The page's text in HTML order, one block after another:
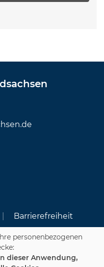
Barrierefreiheit
personenbezogenen
dieser Anwendung,